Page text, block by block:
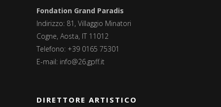
Fondation Grand Paradis
Indirizzo: 81, Villaggio Minatori
Cogne, Aosta, IT 11012
Telefono: +39 0165 75301
E-mail: info@26.gpff.it
DIRETTORE ARTISTICO